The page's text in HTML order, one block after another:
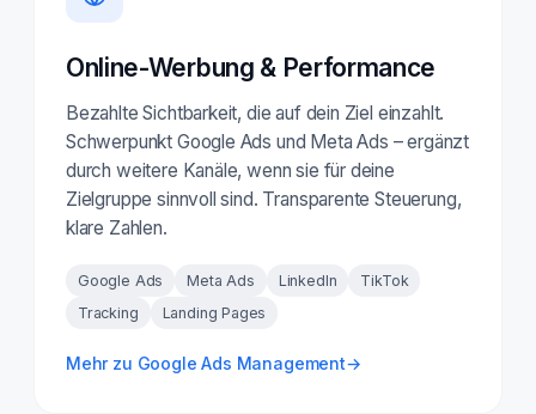
Online-Werbung & Performance
Bezahlte Sichtbarkeit, die auf dein Ziel einzahlt.
Schwerpunkt Google Ads und Meta Ads – ergänzt
durch weitere Kanäle, wenn sie für deine
Zielgruppe sinnvoll sind. Transparente Steuerung,
klare Zahlen.
Google Ads Meta Ads LinkedIn
TikTok
Tracking
Landing Pages
Mehr zu Google Ads Management→